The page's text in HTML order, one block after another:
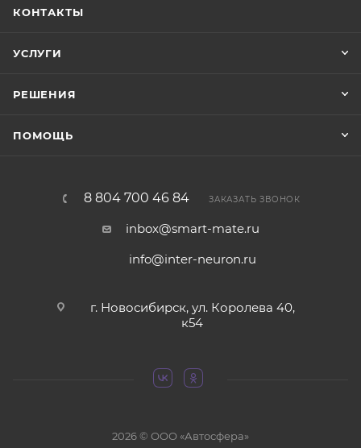
КОНТАКТЫ
УСЛУГИ
РЕШЕНИЯ
ПОМОЩЬ
8 804 700 46 84 ЗАКАЗАТЬ ЗВОНОК
inbox@smart-mate.ru
info@inter-neuron.ru
г. Новосибирск, ул. Королева 40,
к54
2026 © ООО «Автосфера»